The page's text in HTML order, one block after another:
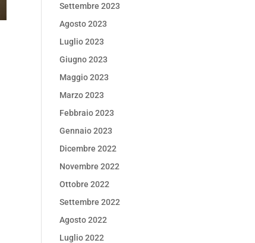
Settembre 2023
Agosto 2023
Luglio 2023
Giugno 2023
Maggio 2023
Marzo 2023
Febbraio 2023
Gennaio 2023
Dicembre 2022
Novembre 2022
Ottobre 2022
Settembre 2022
Agosto 2022
Luglio 2022